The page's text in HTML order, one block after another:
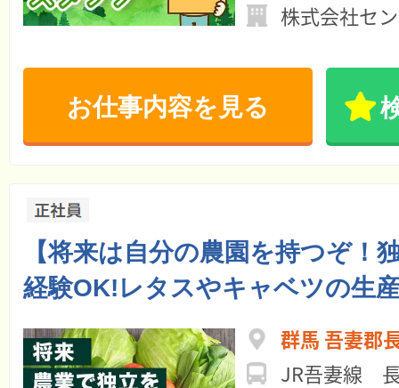
株式会社セ
お仕事内容を見る
【将来は自分の農園を持つぞ！
経験OK!レタスやキャベツの生
群馬 吾妻郡
JR吾妻線